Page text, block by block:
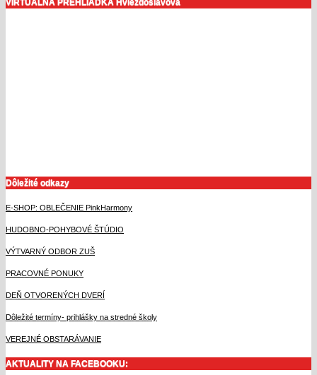
VIRTUÁLNA PREHLIADKA Hviezdoslavova
Dôležité odkazy
E-SHOP: OBLEČENIE PinkHarmony
HUDOBNO-POHYBOVÉ ŠTÚDIO
VÝTVARNÝ ODBOR ZUŠ
PRACOVNÉ PONUKY
DEŇ OTVORENÝCH DVERÍ
Dôležité termíny- prihlášky na stredné školy
VEREJNÉ OBSTARÁVANIE
AKTUALITY NA FACEBOOKU: